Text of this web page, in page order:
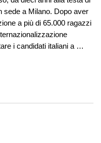
sede a Milano. Dopo aver
a più di 65.000 ragazzi
i candidati italiani a …